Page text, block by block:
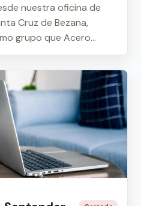
nuestra oficina de
Cruz de Bezana,
grupo que Acero